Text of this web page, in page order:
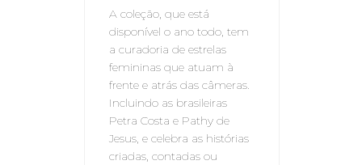
A coleção, que está
disponível o ano todo, tem
a curadoria de estrelas
femininas que atuam à
frente e atrás das câmeras.
Incluindo as brasileiras
Petra Costa e Pathy de
Jesus, e celebra as histórias
criadas, contadas ou